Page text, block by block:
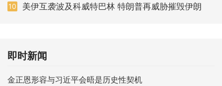
10 美伊互袭波及科威特巴林 特朗普再威胁摧毁伊朗
即时新闻
金正恩形容与习近平会晤是历史性契机